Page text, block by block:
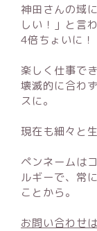
神田さんの域
しい！」と言
4倍ちょいに！
楽しく仕事で
壊滅的に合わ
スに。
現在も細々と
ペンネームは
ルギーで、常
ことから。
お問い合わせ